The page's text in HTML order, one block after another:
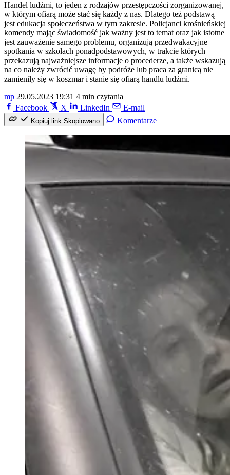
Handel ludźmi, to jeden z rodzajów przestępczości zorganizowanej,
w którym ofiarą może stać się każdy z nas. Dlatego też podstawą
jest edukacja społeczeństwa w tym zakresie. Policjanci krośnieńskiej
komendy mając świadomość jak ważny jest to temat oraz jak istotne
jest zauważenie samego problemu, organizują przedwakacyjne
spotkania w szkołach ponadpodstawowych, w trakcie których
przekazują najważniejsze informacje o procederze, a także wskazują
na co należy zwrócić uwagę by podróże lub praca za granicą nie
zamieniły się w koszmar i stanie się ofiarą handlu ludźmi.
mp 29.05.2023 19:31 4 min czytania
Facebook
X LinkedIn E-mail
Kopiuj link Skopiowano Komentarze